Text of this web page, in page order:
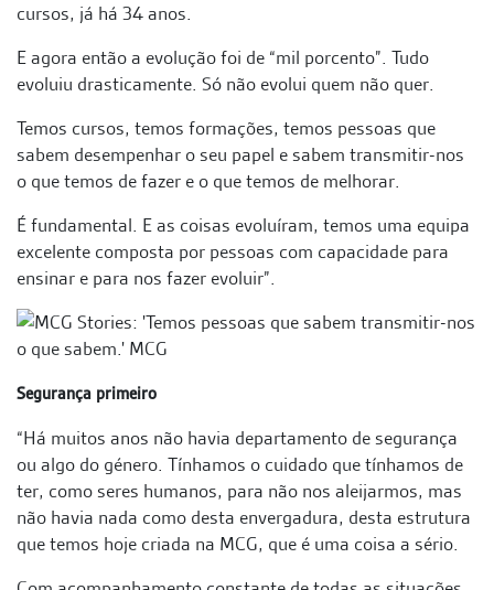
cursos, já há 34 anos.
E agora então a evolução foi de “mil porcento”. Tudo
evoluiu drasticamente. Só não evolui quem não quer.
Temos cursos, temos formações, temos pessoas que
sabem desempenhar o seu papel e sabem transmitir-nos
o que temos de fazer e o que temos de melhorar.
É fundamental. E as coisas evoluíram, temos uma equipa
excelente composta por pessoas com capacidade para
ensinar e para nos fazer evoluir”.
Segurança primeiro
“Há muitos anos não havia departamento de segurança
ou algo do género. Tínhamos o cuidado que tínhamos de
ter, como seres humanos, para não nos aleijarmos, mas
não havia nada como desta envergadura, desta estrutura
que temos hoje criada na MCG, que é uma coisa a sério.